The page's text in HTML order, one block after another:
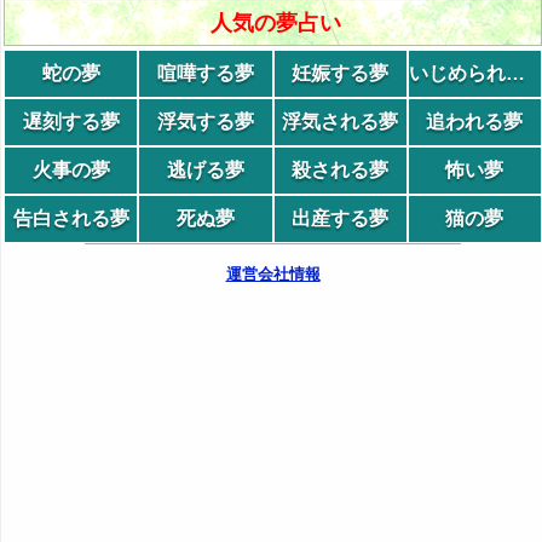
人気の夢占い
蛇の夢 喧嘩する夢 妊娠する夢 いじめられる夢
遅刻する夢 浮気する夢 浮気される夢 追われる夢
火事の夢 逃げる夢 殺される夢 怖い夢
告白される夢 死ぬ夢 出産する夢 猫の夢
運営会社情報